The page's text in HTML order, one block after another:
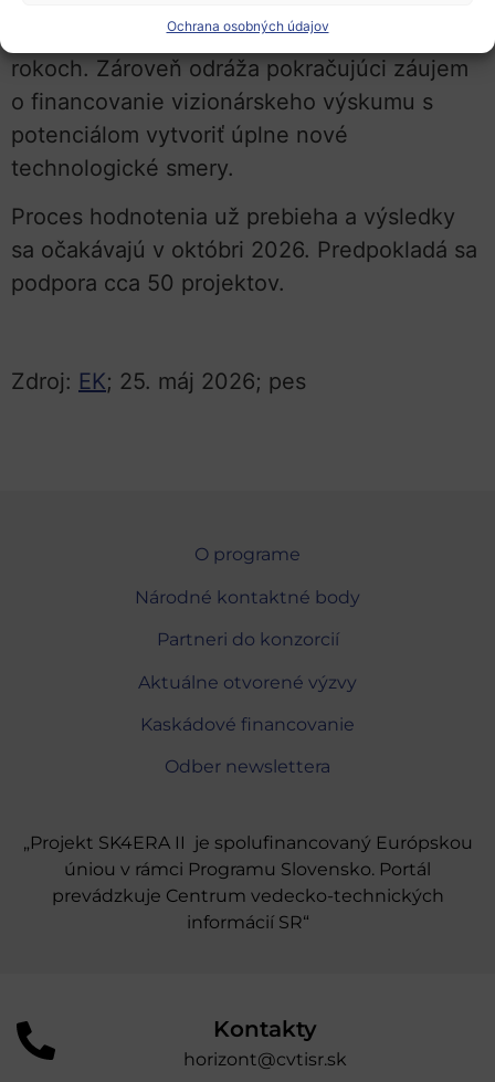
Ochrana osobných údajov
veľmi nízkej úspešnosti v predchádzajúcich
rokoch. Zároveň odráža pokračujúci záujem
o financovanie vizionárskeho výskumu s
potenciálom vytvoriť úplne nové
technologické smery.
Proces hodnotenia už prebieha a výsledky
sa očakávajú v októbri 2026. Predpokladá sa
podpora cca 50 projektov.
Zdroj: EK; 25. máj 2026; pes
O programe
Národné kontaktné body
Partneri do konzorcií
Aktuálne otvorené výzvy
Kaskádové financovanie
Odber newslettera
„Projekt SK4ERA II je spolufinancovaný Európskou
úniou v rámci Programu Slovensko. Portál
prevádzkuje Centrum vedecko-technických
informácií SR“
Kontakty
horizont@cvtisr.sk